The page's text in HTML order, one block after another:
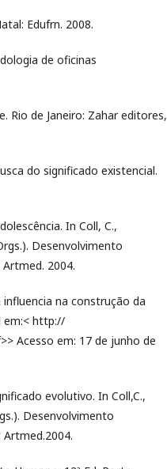
Edufrn. 2008.
de oficinas
Rio de Janeiro: Zahar editores,
do significado existencial.
In Coll, C.,
Desenvolvimento
2004.
na construção da
em:< http://
Acesso em: 17 de junho de
evolutivo. In Coll,C.,
Desenvolvimento
Artmed.2004.